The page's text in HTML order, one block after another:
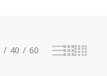
40 60